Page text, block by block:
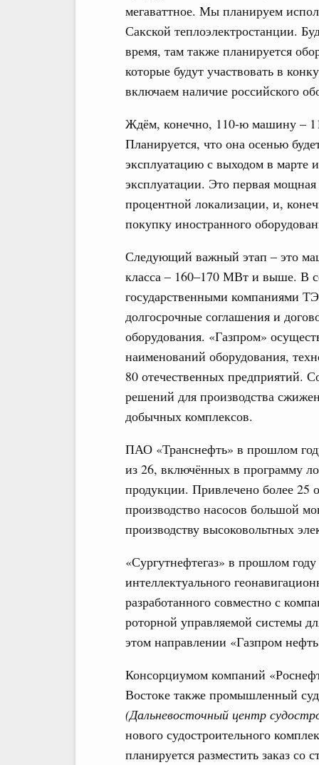
мегаваттное. Мы планируем
Сакской теплоэлектростанции.
время, там также планируется
которые будут участвовать в
включаем наличие российского
Ждём, конечно, 110-ю машину –
Планируется, что она осенью
эксплуатацию с выходом в
эксплуатации. Это первая
процентной локализации, и,
покупку иностранного
Следующий важный этап – это
класса – 160–170 МВт и выше. В
государственными компаниями
долгосрочные соглашения и
оборудования. «Газпром»
наименований оборудования,
80 отечественных предприятий.
решений для производства
добычных комплексов.
ПАО «Транснефть» в прошлом
из 26, включённых в программу
продукции. Привлечено более 25
производство насосов большой
производству высоковольтных
«Сургутнефтегаз» в прошлом
интеллектуального
разработанного совместно с
роторной управляемой системы
этом направлении «Газпром
Консорциумом компаний
Востоке также промышленный
(Дальневосточный центр
нового судостроительного
планируется разместить заказ